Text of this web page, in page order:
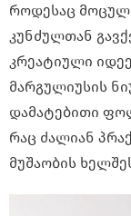
როდესაც
კუნძულთან
კრეატიული
მარგულიუსის
დამატებითი
რაც ძალიან
მუშაობის